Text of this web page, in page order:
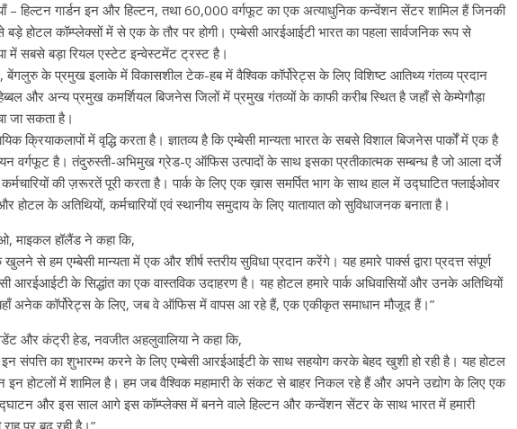
– हिल्टन गार्डन इन और हिल्टन, तथा 60,000 वर्गफूट का एक अत्याधुनिक कन्वेंशन सेंटर शामिल हैं जिनकी
बड़े होटल कॉम्प्लेक्सों में से एक के तौर पर होगी। एम्बेसी आरईआईटी भारत का पहला सार्वजनिक रूप से
में सबसे बड़ा रियल एस्टेट इन्वेस्टमेंट ट्रस्ट है।
के प्रमुख इलाके में विकासशील टेक-हब में वैश्विक कॉर्पोरेट्स के लिए विशिष्ट आतिथ्य गंतव्य प्रदान
और अन्य प्रमुख कमर्शियल बिजनेस जिलों में प्रमुख गंतव्यों के काफी करीब स्थित है जहाँ से केम्पेगौड़ा
जा सकता है।
क्रियाकलापों में वृद्धि करता है। ज्ञातव्य है कि एम्बेसी मान्यता भारत के सबसे विशाल बिजनेस पार्कों में एक है
वर्गफूट है। तंदुरुस्ती-अभिमुख ग्रेड-ए ऑफिस उत्पादों के साथ इसका प्रतीकात्मक सम्बन्ध है जो आला दर्जे
की ज़रूरतें पूरी करता है। पार्क के लिए एक ख़ास समर्पित भाग के साथ हाल में उद्घाटित फ्लाईओवर
के अतिथियों, कर्मचारियों एवं स्थानीय समुदाय के लिए यातायात को सुविधाजनक बनाता है।
माइकल हॉलैंड ने कहा कि,
से हम एम्बेसी मान्यता में एक और शीर्ष स्‍तरीय सुविधा प्रदान करेंगे। यह हमारे पार्क्स द्वारा प्रदत्त संपूर्ण
आरईआईटी के सिद्धांत का एक वास्तविक उदाहरण है। यह होटल हमारे पार्क अधिवासियों और उनके अतिथियों
अनेक कॉर्पोरेट्स के लिए, जब वे ऑफिस में वापस आ रहे हैं, एक एकीकृत समाधान मौजूद हैं।”
और कंट्री हेड, नवजीत अहलुवालिया ने कहा कि,
इन संपत्ति का शुभारम्भ करने के लिए एम्बेसी आरईआईटी के साथ सहयोग करके बेहद खुशी हो रही है। यह होटल
इन होटलों में शामिल है। हम जब वैश्विक महामारी के संकट से बाहर निकल रहे हैं और अपने उद्योग के लिए एक
और इस साल आगे इस कॉम्प्लेक्स में बनने वाले हिल्टन और कन्वेंशन सेंटर के साथ भारत में हमारी
राह पर बढ़ रही है।”